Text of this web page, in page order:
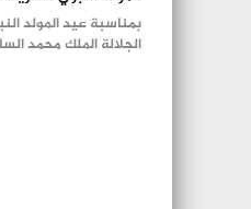
بمناسبة عيد المولد
الجلالة الملك محمد